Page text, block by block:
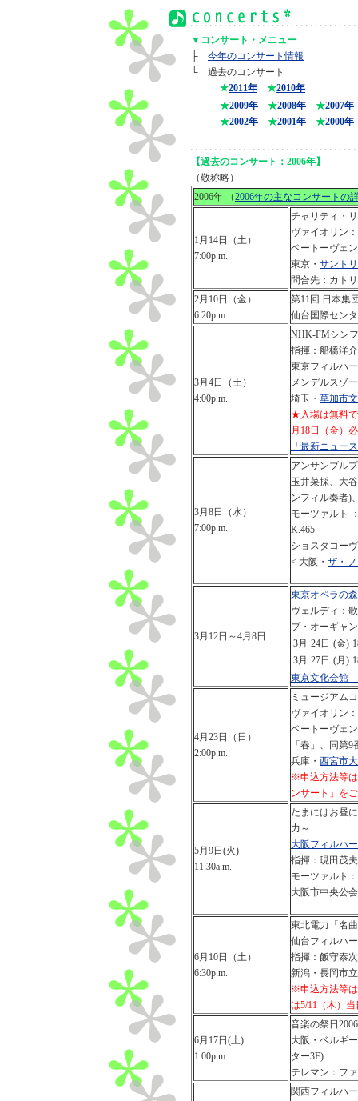
▼コンサート・メニュー
├ 今年のコンサート情報
└ 過去のコンサート
★2011年 ★2010年
★2009年 ★2008年 ★2007年
★2002年 ★2001年 ★2000年
【過去のコンサート：2006年】
（敬称略）
2006年 （2006年の主なコンサートの
1月14日（土）
7:00p.m.
チャリティ・
ヴァイオリン
ベートーヴェ
東京・ サント
問合先：カト
2月10日（金）
6:20p.m.
第11回 日本集
仙台国際セン
3月4日（土）
4:00p.m.
NHK-FMシン
指揮：船橋洋
東京フィルハ
メンデルスゾ
埼玉・ 草加市
★入場は無料
月18日（金）
「最新ニュー
3月8日（水）
7:00p.m.
アンサンブル
玉井菜採、大
ンフィル奏者)
モーツァルト
K.465
ショスタコー
< 大阪・ ザ・
3月12日～4月8日
東京オペラの森
ヴェルディ：
プ・オーギャ
3月 24日 (金)
3月 27日 (月)
東京文化会館
4月23日（日）
2:00p.m.
ミュージアム
ヴァイオリン
ベートーヴェ
「春」、同第
兵庫・ 西宮市
※申込方法等
ンサート」を
5月9日(火)
11:30a.m.
たまにはお昼
力～
大阪フィルハ
指揮：現田茂
モーツァルト
大阪市中央公
6月10日（土）
6:30p.m.
東北電力「名
仙台フィルハ
指揮：飯守泰
新潟・長岡市
※申込方法等
は5/11（木）
6月17日(土)
1:00p.m.
音楽の祭日2006
大阪・ベルギ
ター3F)
テレマン：フ
関西フィルハ